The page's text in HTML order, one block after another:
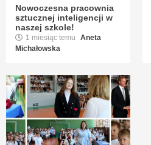
Nowoczesna pracownia
sztucznej inteligencji w
naszej szkole!
1 miesiąc temu
Aneta
Michałowska